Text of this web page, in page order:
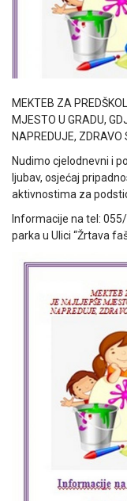
MEKTEB ZA
MJESTO U GRADU,
NAPREDUJE, ZDRAVO
Nudimo cjelodnevni i
ljubav, osjećaj
aktivnostima za
Informacije na tel:
parka u Ulici “Žrtava